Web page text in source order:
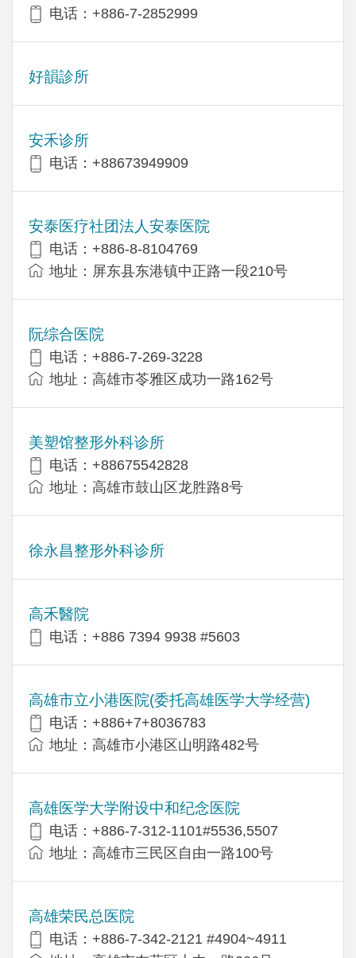
电话：+886-7-2852999
好韻診所
安禾诊所
电话：+88673949909
安泰医疗社团法人安泰医院
电话：+886-8-8104769
地址：屏东县东港镇中正路一段210号
阮综合医院
电话：+886-7-269-3228
地址：高雄市苓雅区成功一路162号
美塑馆整形外科诊所
电话：+88675542828
地址：高雄市鼓山区龙胜路8号
徐永昌整形外科诊所
高禾醫院
电话：+886 7394 9938 #5603
高雄市立小港医院(委托高雄医学大学经营)
电话：+886+7+8036783
地址：高雄市小港区山明路482号
高雄医学大学附设中和纪念医院
电话：+886-7-312-1101#5536,5507
地址：高雄市三民区自由一路100号
高雄荣民总医院
电话：+886-7-342-2121 #4904~4911